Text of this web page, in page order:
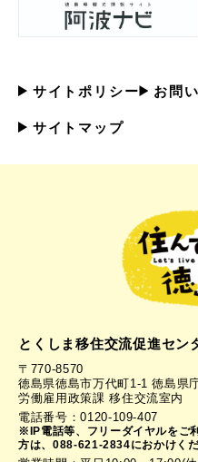
サイトポリシー お問
サイトマップ
とくしま移住交流促進セン
〒770-8570
徳島県徳島市万代町1-1 徳島県
労働雇用政策課 移住交流室内
電話番号：0120-109-407
※IP電話等、フリーダイヤルをご
方は、088-621-2834におかけく